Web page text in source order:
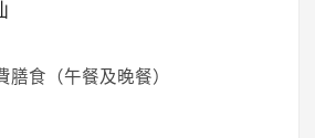
食（午餐及晚餐）